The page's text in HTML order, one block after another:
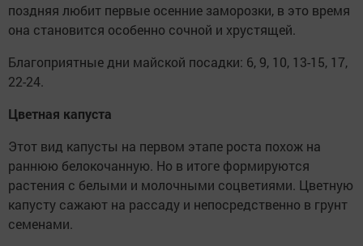
поздняя любит первые осенние заморозки, в это время
она становится особенно сочной и хрустящей.
Благоприятные дни майской посадки: 6, 9, 10, 13-15, 17,
22-24.
Цветная капуста
Этот вид капусты на первом этапе роста похож на
раннюю белокочанную. Но в итоге формируются
растения с белыми и молочными соцветиями. Цветную
капусту сажают на рассаду и непосредственно в грунт
семенами.